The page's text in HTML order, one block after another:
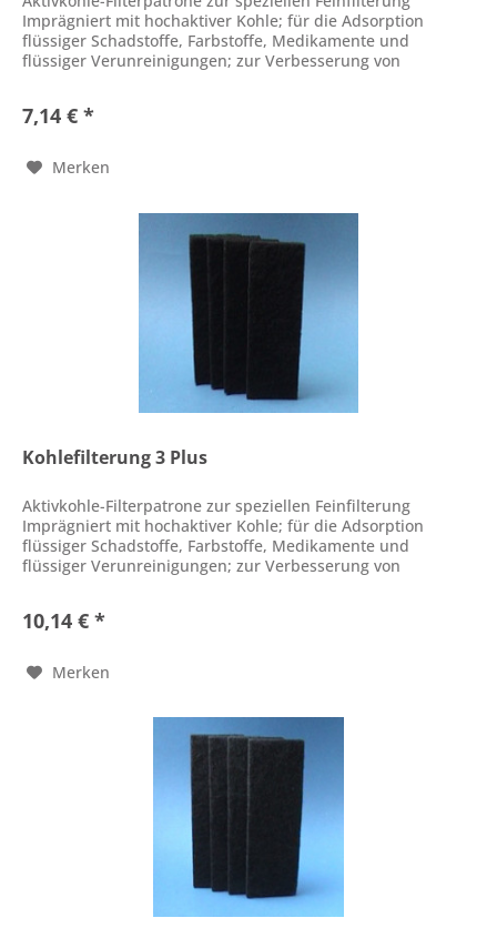
Imprägniert mit hochaktiver Kohle; für die Adsorption
flüssiger Schadstoffe, Farbstoffe, Medikamente und
flüssiger Verunreinigungen; zur Verbesserung von
7,14 € *
Merken
Kohlefilterung 3 Plus
Aktivkohle-Filterpatrone zur speziellen Feinfilterung
Imprägniert mit hochaktiver Kohle; für die Adsorption
flüssiger Schadstoffe, Farbstoffe, Medikamente und
flüssiger Verunreinigungen; zur Verbesserung von
10,14 € *
Merken